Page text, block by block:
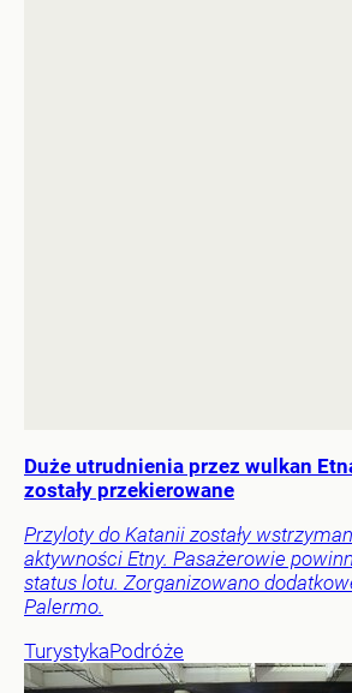
Duże utrudnienia przez wulkan
zostały przekierowane
Przyloty do Katanii zostały
aktywności Etny. Pasażerowie
status lotu. Zorganizowano
Palermo.
TurystykaPodróże